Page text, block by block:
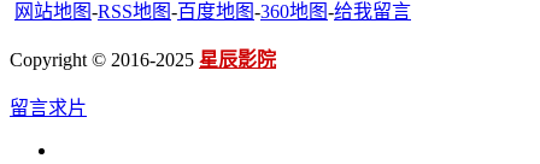
网站地图-RSS地图-百度地图-360地图-给我留言
Copyright © 2016-2025 星辰影院
留言求片